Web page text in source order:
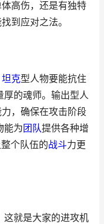
高伤，还是有独特
到应对之法。
坦克型人物要能抗住
的魂师。输出型人
，确保在攻击阶段
能为团队提供各种增
个队伍的战斗力更
就是大家的进攻机